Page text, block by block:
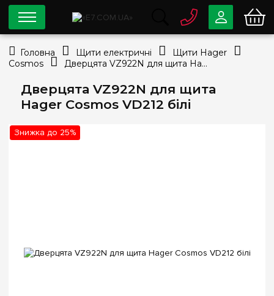
Дверцята VZ922N для щита
Hager Cosmos VD212 білі
Знижка до 25%
0 800 33-63-07
Безкоштовно
info@e7.com.ua
044334-79-78
Viber Telegram
Головна Щити електричні
Щити Hager
Cosmos
Дверцята VZ922N для щита Hager Cosmos VD212 білі